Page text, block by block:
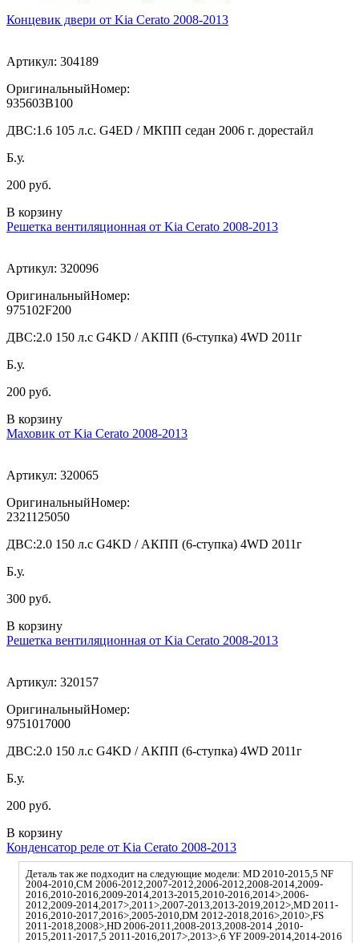
Концевик двери от Kia Cerato 2008-2013
Артикул: 304189
ОригинальныйНомер:
935603B100
ДВС:1.6 105 л.с. G4ED / МКПП седан 2006 г. дорестайл
Б.у.
200 руб.
В корзину
Решетка вентиляционная от Kia Cerato 2008-2013
Артикул: 320096
ОригинальныйНомер:
975102F200
ДВС:2.0 150 л.с G4KD / АКПП (6-ступка) 4WD 2011г
Б.у.
200 руб.
В корзину
Маховик от Kia Cerato 2008-2013
Артикул: 320065
ОригинальныйНомер:
2321125050
ДВС:2.0 150 л.с G4KD / АКПП (6-ступка) 4WD 2011г
Б.у.
300 руб.
В корзину
Решетка вентиляционная от Kia Cerato 2008-2013
Артикул: 320157
ОригинальныйНомер:
9751017000
ДВС:2.0 150 л.с G4KD / АКПП (6-ступка) 4WD 2011г
Б.у.
200 руб.
В корзину
Конденсатор реле от Kia Cerato 2008-2013
Деталь так же подходит на следующие модели: MD 2010-2015,5 NF
2004-2010,CM 2006-2012,2007-2012,2006-2012,2008-2014,2009-
2016,2010-2016,2009-2014,2013-2015,2010-2016,2014>,2006-
2012,2009-2014,2017>,2011>,2007-2013,2013-2019,2012>,MD 2011-
2016,2010-2017,2016>,2005-2010,DM 2012-2018,2016>,2010>,FS
2011-2018,2008>,HD 2006-2011,2008-2013,2008-2014 ,2010-
2015,2011-2017,5 2011-2016,2017>,2013>,6 YF 2009-2014,2014-2016